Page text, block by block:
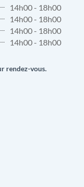
14h00 - 18h00
14h00 - 18h00
14h00 - 18h00
14h00 - 18h00
rendez-vous.